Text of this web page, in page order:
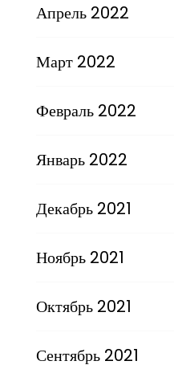
Апрель 2022
Март 2022
Февраль 2022
Январь 2022
Декабрь 2021
Ноябрь 2021
Октябрь 2021
Сентябрь 2021